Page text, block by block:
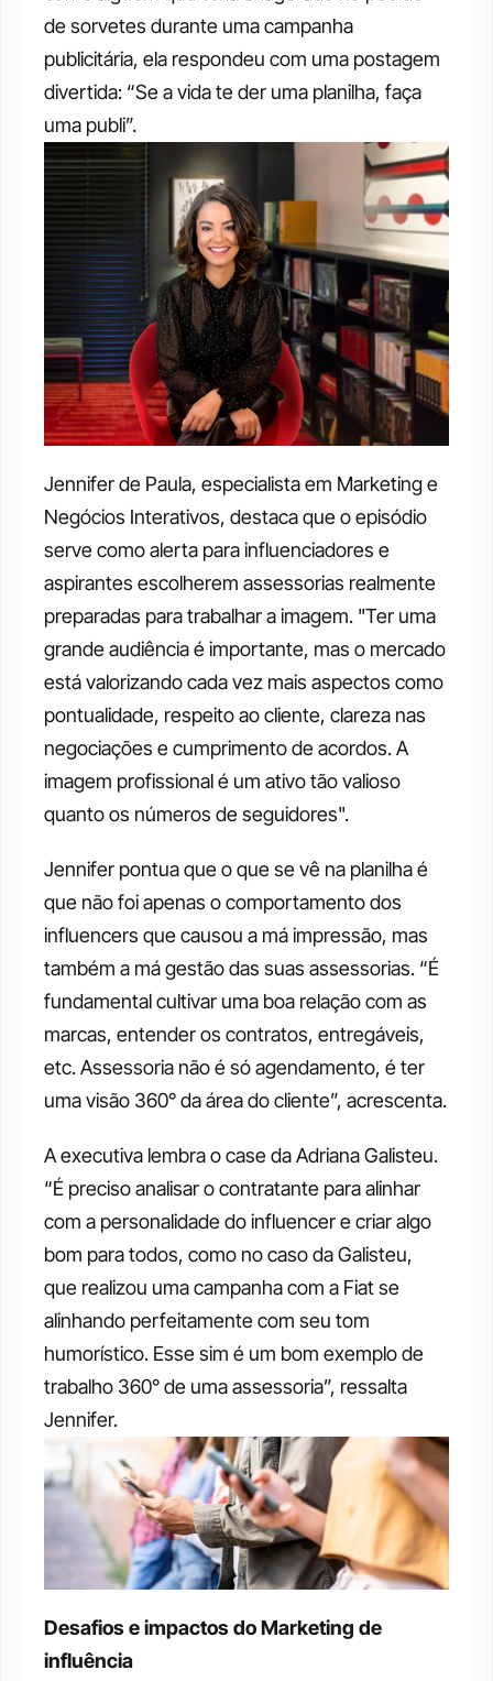
de sorvetes durante uma campanha
publicitária, ela respondeu com uma postagem
divertida: “Se a vida te der uma planilha, faça
uma publi”.
Jennifer de Paula, especialista em Marketing e
Negócios Interativos, destaca que o episódio
serve como alerta para influenciadores e
aspirantes escolherem assessorias realmente
preparadas para trabalhar a imagem. "Ter uma
grande audiência é importante, mas o mercado
está valorizando cada vez mais aspectos como
pontualidade, respeito ao cliente, clareza nas
negociações e cumprimento de acordos. A
imagem profissional é um ativo tão valioso
quanto os números de seguidores".
Jennifer pontua que o que se vê na planilha é
que não foi apenas o comportamento dos
influencers que causou a má impressão, mas
também a má gestão das suas assessorias. “É
fundamental cultivar uma boa relação com as
marcas, entender os contratos, entregáveis,
etc. Assessoria não é só agendamento, é ter
uma visão 360° da área do cliente”, acrescenta.
A executiva lembra o case da Adriana Galisteu.
“É preciso analisar o contratante para alinhar
com a personalidade do influencer e criar algo
bom para todos, como no caso da Galisteu,
que realizou uma campanha com a Fiat se
alinhando perfeitamente com seu tom
humorístico. Esse sim é um bom exemplo de
trabalho 360° de uma assessoria”, ressalta
Jennifer.
Desafios e impactos do Marketing de
influência